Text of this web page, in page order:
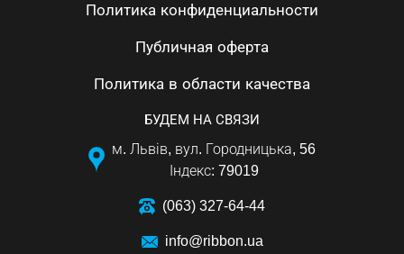
Политика конфиденциальности
Публичная оферта
Политика в области качества
БУДЕМ НА СВЯЗИ
м. Львів, вул. Городницька, 56
Індекс: 79019
(063) 327-64-44
info@ribbon.ua